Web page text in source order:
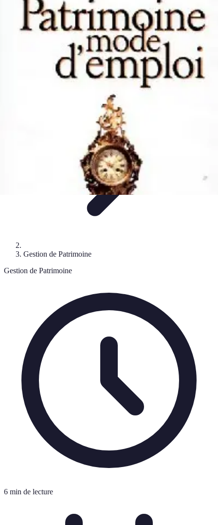
Patrimoine Optimal
Stratégies de Patrimoine Stratégies d'Investissement
Gestion de
patrimoine
Conseils de gestion Investissements
Patrimoine Optimal
Gestion de Patrimoine
Gestion de Patrimoine
6 min de lecture